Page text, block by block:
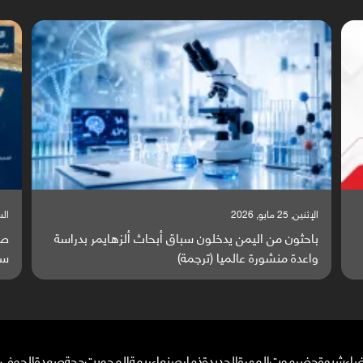
السبت, 23 مايو, 2026
صراع دولي يتصاعد قرب اليمن والبحر الأحمر يتحول إلى
ساحة مواجهة عالمية (ترجمة)